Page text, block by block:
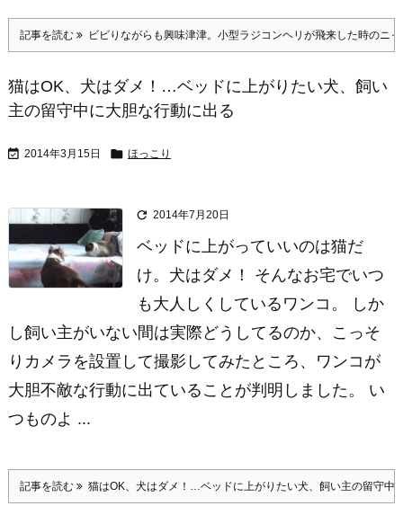
記事を読む ビビりながらも興味津津。小型ラジコンヘリが飛来した時のニ
猫はOK、犬はダメ！…ベッドに上がりたい犬、飼い
主の留守中に大胆な行動に出る
 2014年3月15日  ほっこり
 2014年7月20日
ベッドに上がっていいのは猫だ
け。犬はダメ！ そんなお宅でいつ
も大人しくしているワンコ。 しか
し飼い主がいない間は実際どうしてるのか、こっそ
りカメラを設置して撮影してみたところ、ワンコが
大胆不敵な行動に出ていることが判明しました。 い
つものよ ...
記事を読む 猫はOK、犬はダメ！…ベッドに上がりたい犬、飼い主の留守中